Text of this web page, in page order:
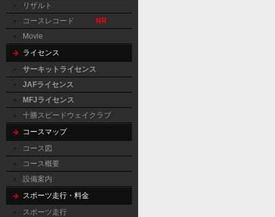
リザルト
コースレコード
NR
Movie
ライセンス
サーキットライセンス
JAFライセンス
MFJライセンス
十勝スピードウェイクラブ
コースマップ
コース図
コース概要
設備案内
スポーツ走行・料金
スポーツ走行